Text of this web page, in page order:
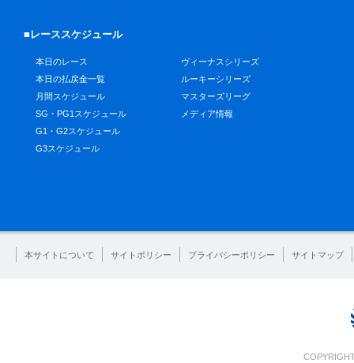
■レーススケジュール
本日のレース
本日の払戻金一覧
月間スケジュール
SG・PG1スケジュール
G1・G2スケジュール
G3スケジュール
ヴィーナスシリーズ
ルーキーシリーズ
マスターズリーグ
メディア情報
本サイトについて サイトポリシー プライバシーポリシー サイトマップ